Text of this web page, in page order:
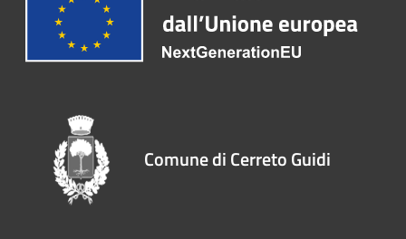
Comune di Cerreto Guidi